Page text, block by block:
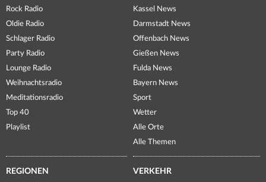
Rock Radio
Oldie Radio
Schlager Radio
Party Radio
Lounge Radio
Weihnachtsradio
Meditationsradio
Top 40
Playlist
Kassel News
Darmstadt News
Offenbach News
Gießen News
Fulda News
Bayern News
Sport
Wetter
Alle Orte
Alle Themen
REGIONEN VERKEHR